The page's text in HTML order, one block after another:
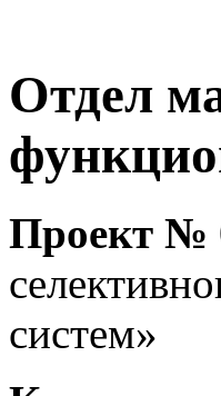
Отдел
Проект №
систем»